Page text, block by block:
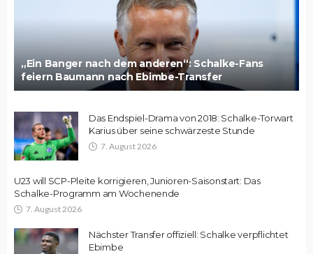
„Ein Banger nach dem anderen“: Schalke-Fans
feiern Baumann nach Ebimbe-Transfer
Das Endspiel-Drama von 2018: Schalke-Torwart
Karius über seine schwärzeste Stunde
7. August 2026
U23 will SCP-Pleite korrigieren, Junioren-Saisonstart: Das
Schalke-Programm am Wochenende
7. August 2026
Nächster Transfer offiziell: Schalke verpflichtet
Ebimbe